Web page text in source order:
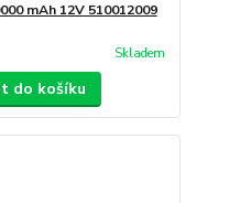
mAh 12V 510012009
Skladem
do košíku